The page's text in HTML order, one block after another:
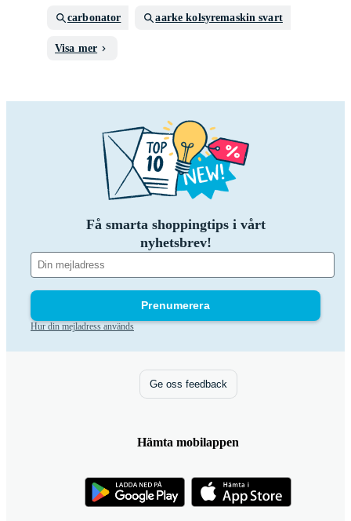
carbonator aarke kolsyremaskin svart
Visa mer
Få smarta shoppingtips i vårt
nyhetsbrev!
Prenumerera
Hur din mejladress används
Ge oss feedback
Hämta mobilappen